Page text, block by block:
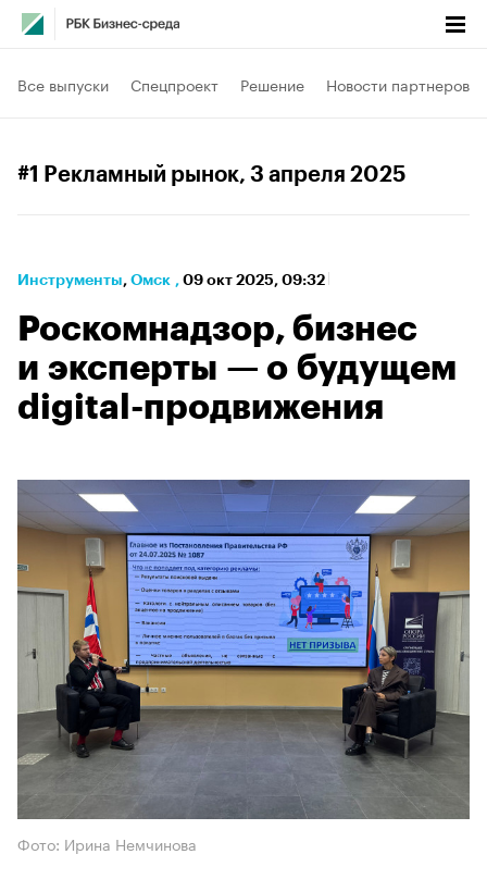
Все выпуски Спецпроект Решение Новости партнеров
#1 Рекламный рынок, 3 апреля 2025
Инструменты⁠, Омск , 09 окт 2025, 09:32
Роскомнадзор, бизнес
и эксперты — о будущем
digital-продвижения
Фото: Ирина Немчинова